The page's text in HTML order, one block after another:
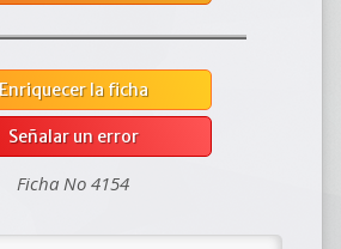
Enriquecer la ficha
Señalar un error
Ficha No 4154